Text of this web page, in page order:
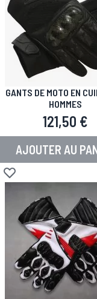
GANTS DE MOTO EN
HOMMES
121,50 €
AJOUTER AU
Ajouter à la liste